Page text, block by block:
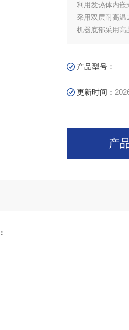
利用发热体内嵌
采用双层耐高
机器底部采用高
产品型号：
更新时间：
产